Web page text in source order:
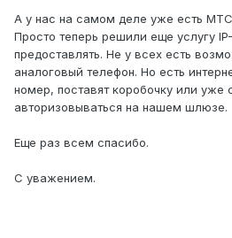
А у нас на самом деле уже есть МТС,
Просто теперь решили еще услугу
предоставлять. Не у всех есть
аналоговый телефон. Но есть
номер, поставят коробочку или уже
авторизовываться на нашем шлюзе.
Еще раз всем спасибо.
С уважением.